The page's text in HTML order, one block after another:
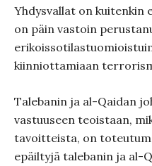
Yhdysvallat on kuitenkin
on päin vastoin
kiinniottamiaan
Talebanin ja al-Qaidan
vastuuseen teoistaan,
tavoitteista, on
epäiltyjä talebanin ja al-